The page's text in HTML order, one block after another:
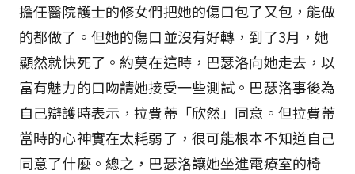
擔任醫院護士的修女們把她的傷口包了又包，能做
的都做了。但她的傷口並沒有好轉，到了3月，她
顯然就快死了。約莫在這時，巴瑟洛向她走去，以
富有魅力的口吻請她接受一些測試。巴瑟洛事後為
自己辯護時表示，拉費蒂「欣然」同意。但拉費蒂
當時的心神實在太耗弱了，很可能根本不知道自己
同意了什麼。總之，巴瑟洛讓她坐進電療室的椅